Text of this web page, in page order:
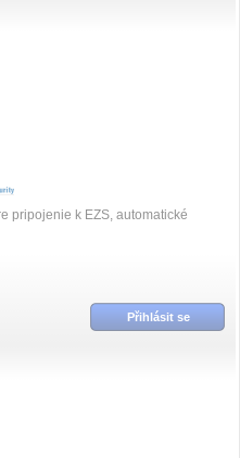
pripojenie k EZS, automatické
Přihlásit se